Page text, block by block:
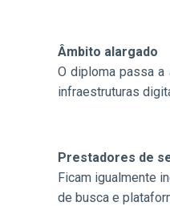
Âmbito alargado
O diploma passa a
infraestruturas
Prestadores de
Ficam igualmente
de busca e